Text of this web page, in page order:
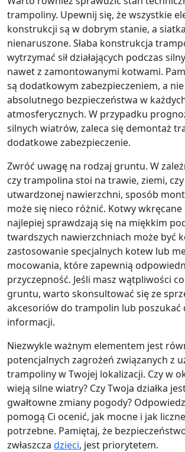
trampoliny. Upewnij się, że wszystkie
konstrukcji są w dobrym stanie, a
nienaruszone. Słaba konstrukcja
wytrzymać sił działających podczas
nawet z zamontowanymi kotwami.
są dodatkowym zabezpieczeniem, a
absolutnego bezpieczeństwa w
atmosferycznych. W przypadku
silnych wiatrów, zaleca się demontaż
dodatkowe zabezpieczenie.
Zwróć uwagę na rodzaj gruntu. W
czy trampolina stoi na trawie, ziemi,
utwardzonej nawierzchni, sposób
może się nieco różnić. Kotwy
najlepiej sprawdzają się na miękkim
twardszych nawierzchniach może być
zastosowanie specjalnych kotew lub
mocowania, które zapewnią
przyczepność. Jeśli masz wątpliwości
gruntu, warto skonsultować się ze
akcesoriów do trampolin lub poszukać
informacji.
Niezwykle ważnym elementem jest
potencjalnych zagrożeń związanych z
trampoliny w Twojej lokalizacji. Czy w
wieją silne wiatry? Czy Twoja działka
gwałtowne zmiany pogody?
pomogą Ci ocenić, jak mocne i jak
potrzebne. Pamiętaj, że
zwłaszcza dzieci, jest priorytetem.